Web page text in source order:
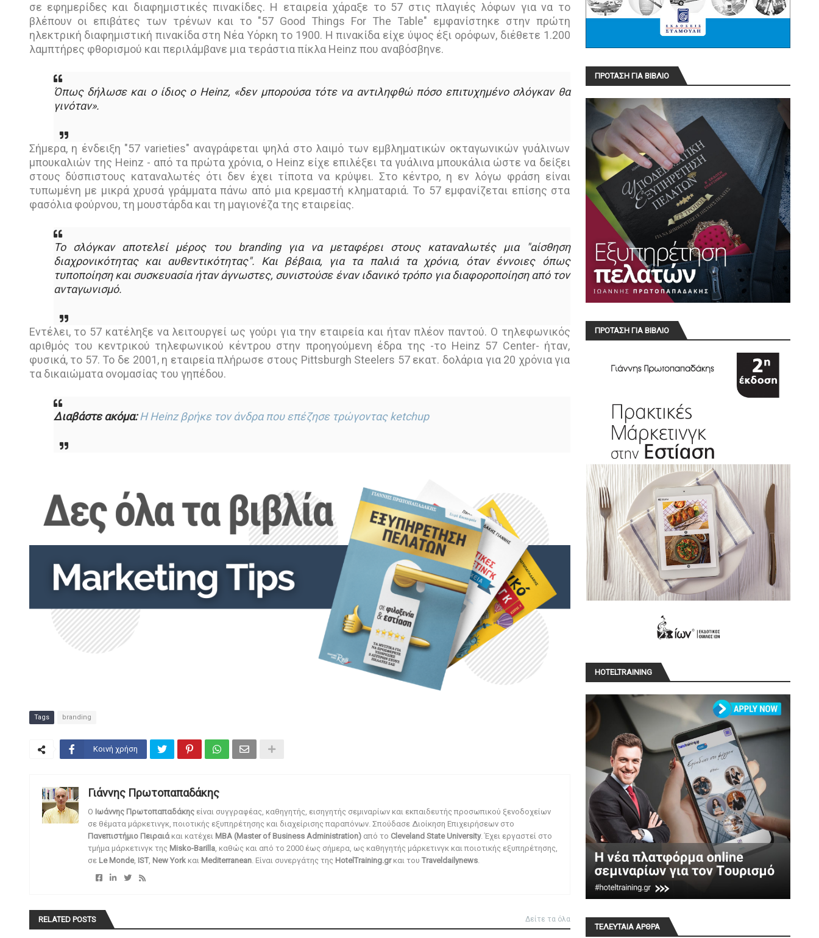
σε εφημερίδες και διαφημιστικές πινακίδες. Η εταιρεία χάραξε το 57 στις πλαγιές λόφων για να το
βλέπουν οι επιβάτες των τρένων και το "57 Good Things For The Table" εμφανίστηκε στην πρώτη
ηλεκτρική διαφημιστική πινακίδα στη Νέα Υόρκη το 1900. Η πινακίδα είχε ύψος έξι ορόφων, διέθετε 1.200
λαμπτήρες φθορισμού και περιλάμβανε μια τεράστια πίκλα Heinz που αναβόσβηνε.
Όπως δήλωσε και ο ίδιος ο Heinz, «δεν μπορούσα τότε να αντιληφθώ πόσο επιτυχημένο σλόγκαν θα
γινόταν».
Σήμερα, η ένδειξη "57 varieties" αναγράφεται ψηλά στο λαιμό των εμβληματικών οκταγωνικών γυάλινων
μπουκαλιών της Heinz - από τα πρώτα χρόνια, ο Heinz είχε επιλέξει τα γυάλινα μπουκάλια ώστε να δείξει
στους δύσπιστους καταναλωτές ότι δεν έχει τίποτα να κρύψει. Στο κέντρο, η εν λόγω φράση είναι
τυπωμένη με μικρά χρυσά γράμματα πάνω από μια κρεμαστή κληματαριά. Το 57 εμφανίζεται επίσης στα
φασόλια φούρνου, τη μουστάρδα και τη μαγιονέζα της εταιρείας.
Το σλόγκαν αποτελεί μέρος του branding για να μεταφέρει στους καταναλωτές μια "αίσθηση
διαχρονικότητας και αυθεντικότητας". Και βέβαια, για τα παλιά τα χρόνια, όταν έννοιες όπως
τυποποίηση και συσκευασία ήταν άγνωστες, συνιστούσε έναν ιδανικό τρόπο για διαφοροποίηση από τον
ανταγωνισμό.
Εντέλει, το 57 κατέληξε να λειτουργεί ως γούρι για την εταιρεία και ήταν πλέον παντού. Ο τηλεφωνικός
αριθμός του κεντρικού τηλεφωνικού κέντρου στην προηγούμενη έδρα της -το Heinz 57 Center- ήταν,
φυσικά, το 57. Το δε 2001, η εταιρεία πλήρωσε στους Pittsburgh Steelers 57 εκατ. δολάρια για 20 χρόνια για
τα δικαιώματα ονομασίας του γηπέδου.
Διαβάστε ακόμα: Η Heinz βρήκε τον άνδρα που επέζησε τρώγοντας ketchup
Tags branding
Κοινή χρήση
Γιάννης Πρωτοπαπαδάκης
O Ιωάννης Πρωτοπαπαδάκης είναι συγγραφέας, καθηγητής, εισηγητής σεμιναρίων και εκπαιδευτής προσωπικού ξενοδοχείων
σε θέματα μάρκετινγκ, ποιοτικής εξυπηρέτησης και διαχείρισης παραπόνων. Σπούδασε Διοίκηση Επιχειρήσεων στο
Πανεπιστήμιο Πειραιάκαι κατέχει MBA (Master of Business Administration)από το Cleveland State University. Έχει εργαστεί στο
τμήμα μάρκετινγκ της Misko-Barilla, καθώς και από το 2000 έως σήμερα, ως καθηγητής μάρκετινγκ και ποιοτικής εξυπηρέτησης,
σε Le Monde, IST, New Yorkκαι Mediterranean. Είναι συνεργάτης της HotelTraining.grκαι του Traveldailynews.
RELATED POSTS Δείτε τα όλα
ΠΡΟΤΑΣΗ ΓΙΑ ΒΙΒΛΙΟ
ΠΡΟΤΑΣΗ ΓΙΑ ΒΙΒΛΙΟ
HOTELTRAINING
ΤΕΛΕΥΤΑΙΑ ΑΡΘΡΑ